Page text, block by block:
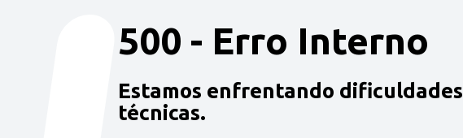
500 - Erro Interno
Estamos enfrentando dificuldades
técnicas.